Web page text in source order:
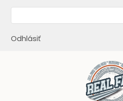
Odhlásiť